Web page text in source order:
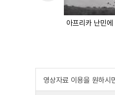
아프리카 난민
영상자료 이용을 원하